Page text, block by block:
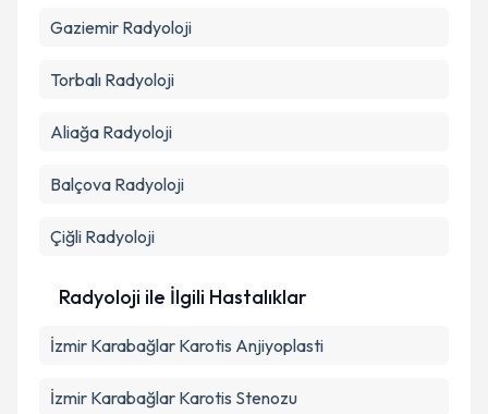
Gaziemir Radyoloji
Torbalı Radyoloji
Aliağa Radyoloji
Balçova Radyoloji
Çiğli Radyoloji
Radyoloji ile İlgili Hastalıklar
İzmir Karabağlar Karotis Anjiyoplasti
İzmir Karabağlar Karotis Stenozu